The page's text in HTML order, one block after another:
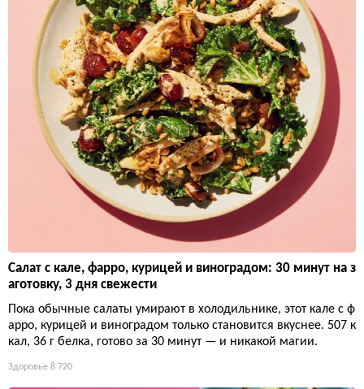
Салат с кале, фарро, курицей и виноградом: 30 минут на з
аготовку, 3 дня свежести
Пока обычные салаты умирают в холодильнике, этот кале с ф
арро, курицей и виноградом только становится вкуснее. 507 к
кал, 36 г белка, готово за 30 минут — и никакой магии.
Здоровье 8 720